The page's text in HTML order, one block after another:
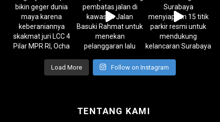
Load More Follow on Instagram
TENTANG KAMI